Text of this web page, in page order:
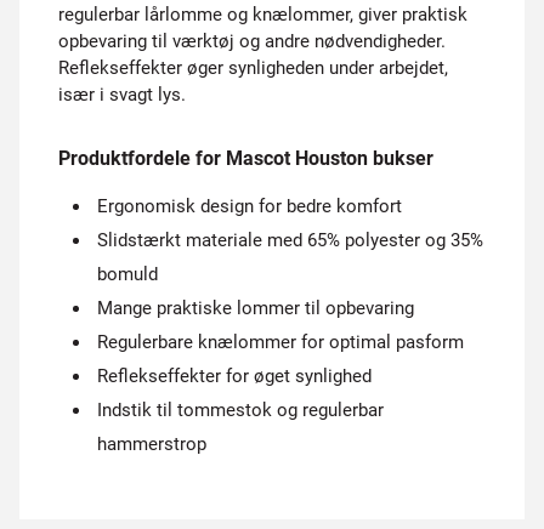
regulerbar lårlomme og knælommer, giver praktisk
opbevaring til værktøj og andre nødvendigheder.
Reflekseffekter øger synligheden under arbejdet,
især i svagt lys.
Produktfordele for Mascot Houston bukser
Ergonomisk design for bedre komfort
Slidstærkt materiale med 65% polyester og 35%
bomuld
Mange praktiske lommer til opbevaring
Regulerbare knælommer for optimal pasform
Reflekseffekter for øget synlighed
Indstik til tommestok og regulerbar
hammerstrop